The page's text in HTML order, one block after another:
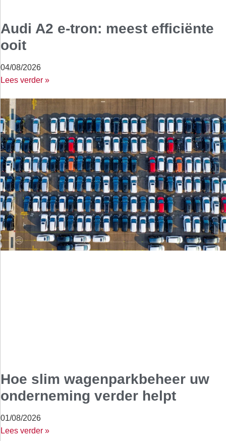
Audi A2 e-tron: meest efficiënte
ooit
04/08/2026
Lees verder »
Hoe slim wagenparkbeheer uw
onderneming verder helpt
01/08/2026
Lees verder »